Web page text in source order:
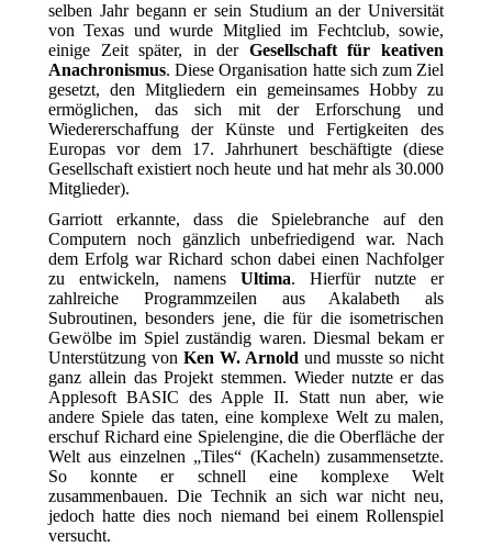
selben Jahr begann er sein Studium an der Universität
von Texas und wurde Mitglied im Fechtclub, sowie,
einige Zeit später, in der Gesellschaft für keativen
Anachronismus. Diese Organisation hatte sich zum Ziel
gesetzt, den Mitgliedern ein gemeinsames Hobby zu
ermöglichen, das sich mit der Erforschung und
Wiedererschaffung der Künste und Fertigkeiten des
Europas vor dem 17. Jahrhunert beschäftigte (diese
Gesellschaft existiert noch heute und hat mehr als 30.000
Mitglieder).
Garriott erkannte, dass die Spielebranche auf den
Computern noch gänzlich unbefriedigend war. Nach
dem Erfolg war Richard schon dabei einen Nachfolger
zu entwickeln, namens Ultima. Hierfür nutzte er
zahlreiche Programmzeilen aus Akalabeth als
Subroutinen, besonders jene, die für die isometrischen
Gewölbe im Spiel zuständig waren. Diesmal bekam er
Unterstützung von Ken W. Arnold und musste so nicht
ganz allein das Projekt stemmen. Wieder nutzte er das
Applesoft BASIC des Apple II. Statt nun aber, wie
andere Spiele das taten, eine komplexe Welt zu malen,
erschuf Richard eine Spielengine, die die Oberfläche der
Welt aus einzelnen „Tiles“ (Kacheln) zusammensetzte.
So konnte er schnell eine komplexe Welt
zusammenbauen. Die Technik an sich war nicht neu,
jedoch hatte dies noch niemand bei einem Rollenspiel
versucht.